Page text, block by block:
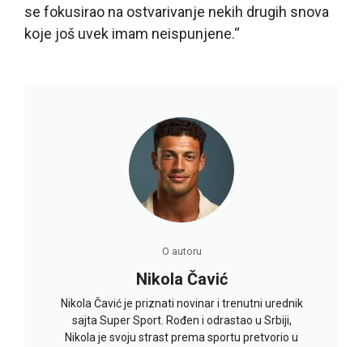
se fokusirao na ostvarivanje nekih drugih snova
koje još uvek imam neispunjene.“
O autoru
Nikola Čavić
Nikola Čavić je priznati novinar i trenutni urednik
sajta Super Sport. Rođen i odrastao u Srbiji,
Nikola je svoju strast prema sportu pretvorio u